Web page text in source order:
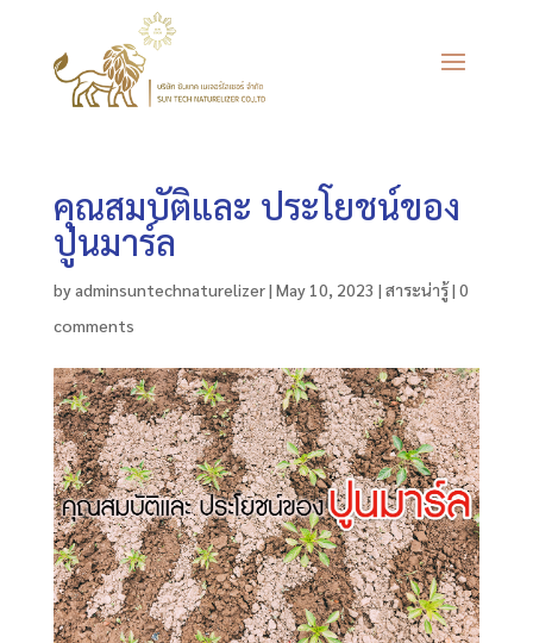
คุณสมบัติและ ประโยชน์ของ
ปูนมาร์ล
byadminsuntechnaturelizer| May 10, 2023 | สาระน่ารู้| 0
comments